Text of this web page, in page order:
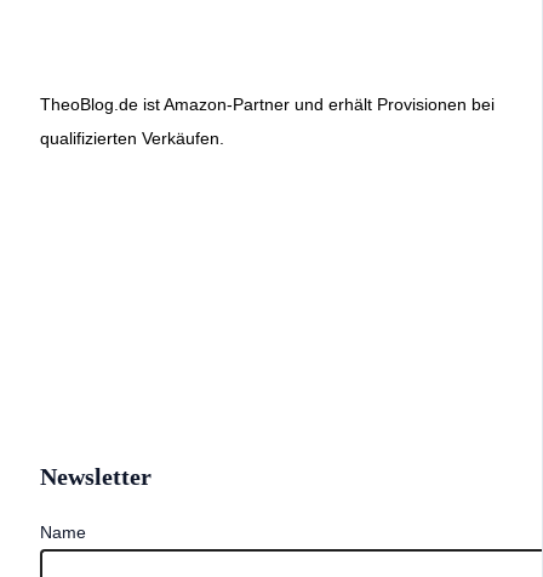
TheoBlog.de ist Amazon-Partner und erhält Provisionen bei
qualifizierten Verkäufen.
Newsletter
Name